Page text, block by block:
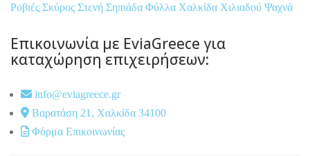
Ροβιές Σκύρος Στενή Σηπιάδα Φύλλα Χαλκίδα Χιλιαδού Ψαχνά
Επικοινωνία με EviaGreece για
καταχώρηση επιχειρήσεων:
info@eviagreece.gr
Βαρατάση 21, Χαλκίδα 34100
Φόρμα Επικοινωνίας